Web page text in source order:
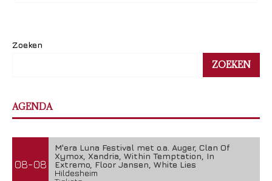
Zoeken
ZOEKEN
AGENDA
08-08
M'era Luna Festival met o.a. Auger, Clan Of
Xymox, Xandria, Within Temptation, In
Extremo, Floor Jansen, White Lies
Hildesheim